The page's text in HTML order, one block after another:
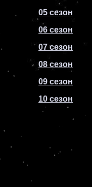
05 сезон
06 сезон
07 сезон
08 сезон
09 сезон
10 сезон